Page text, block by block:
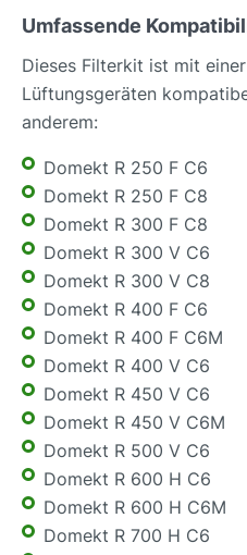
Umfassende
Dieses Filterkit ist mit
Lüftungsgeräten
anderem:
Domekt R 250 F C6
Domekt R 250 F C8
Domekt R 300 F C8
Domekt R 300 V C6
Domekt R 300 V C8
Domekt R 400 F C6
Domekt R 400 F C6M
Domekt R 400 V C6
Domekt R 450 V C6
Domekt R 450 V C6M
Domekt R 500 V C6
Domekt R 600 H C6
Domekt R 600 H C6M
Domekt R 700 H C6